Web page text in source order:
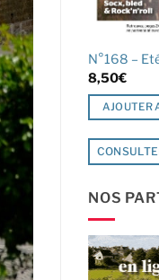
N°168 –
8,50€
AJOUTER
NOS